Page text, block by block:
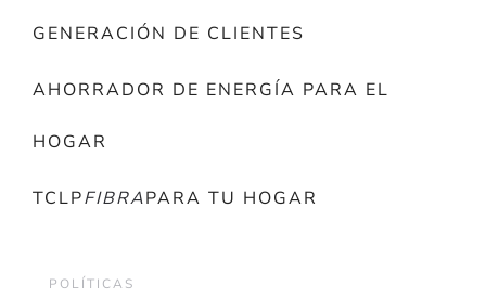
GENERACIÓN DE CLIENTES
AHORRADOR DE ENERGÍA PARA EL
HOGAR
TCLPFIBRAPARA TU HOGAR
POLÍTICAS